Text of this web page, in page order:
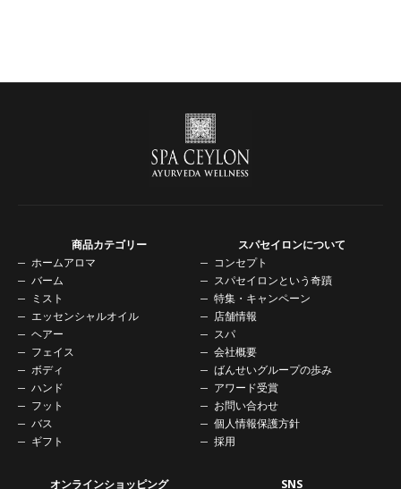
商品カテゴリー
ホームアロマ
バーム
ミスト
エッセンシャルオイル
ヘアー
フェイス
ボディ
ハンド
フット
バス
ギフト
スパセイロンについて
コンセプト
スパセイロンという奇蹟
特集・キャンペーン
店舗情報
スパ
会社概要
ばんせいグループの歩み
アワード受賞
お問い合わせ
個人情報保護方針
採用
オンラインショッピング SNS